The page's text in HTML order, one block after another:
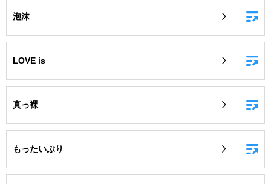
泡沫
LOVE is
真っ裸
もったいぶり